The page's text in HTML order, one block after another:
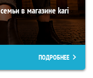
в магазине kari
ПОДРОБНЕЕ